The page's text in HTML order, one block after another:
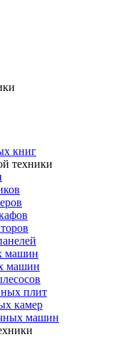
книг
техники
машин
машин
плит
камер
машин